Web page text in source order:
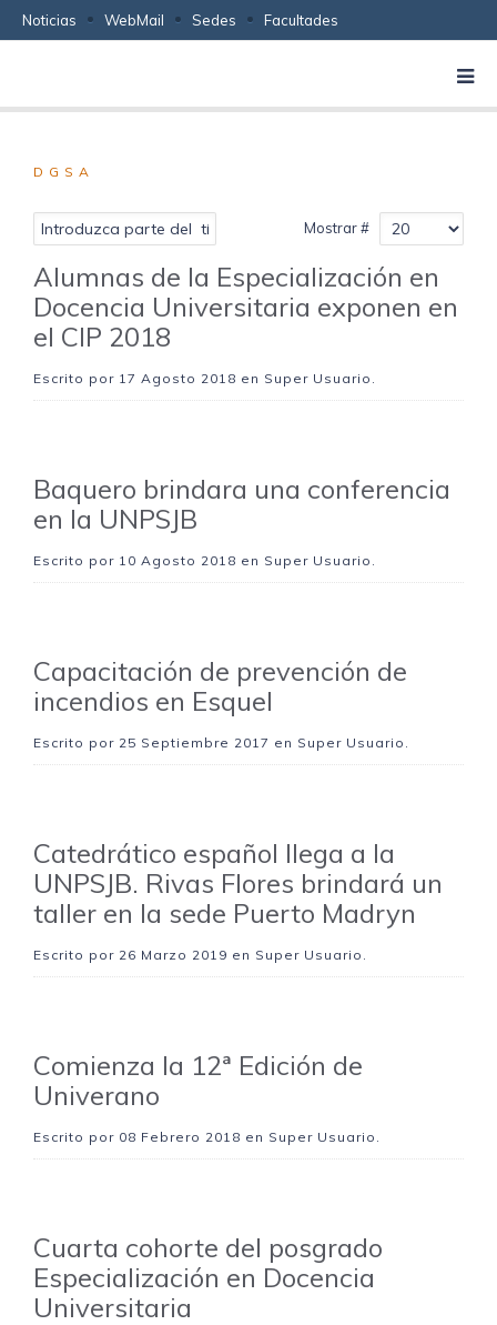
Noticias WebMail Sedes Facultades
DGSA
Mostrar #
Alumnas de la Especialización en
Docencia Universitaria exponen en
el CIP 2018
Escrito por 17 Agosto 2018 en Super Usuario.
Baquero brindara una conferencia
en la UNPSJB
Escrito por 10 Agosto 2018 en Super Usuario.
Capacitación de prevención de
incendios en Esquel
Escrito por 25 Septiembre 2017 en Super Usuario.
Catedrático español llega a la
UNPSJB. Rivas Flores brindará un
taller en la sede Puerto Madryn
Escrito por 26 Marzo 2019 en Super Usuario.
Comienza la 12ª Edición de
Univerano
Escrito por 08 Febrero 2018 en Super Usuario.
Cuarta cohorte del posgrado
Especialización en Docencia
Universitaria